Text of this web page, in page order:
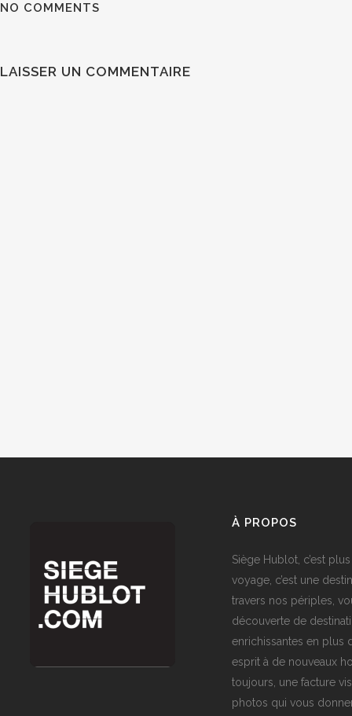
NO COMMENTS
LAISSER UN COMMENTAIRE
À PROPOS
Siège Hublot, c’est
voyage, c’est une
travers nos périples,
découverte de
enrichissantes en plus
esprit à de nouveaux
toujours, une facture
photos qui vous